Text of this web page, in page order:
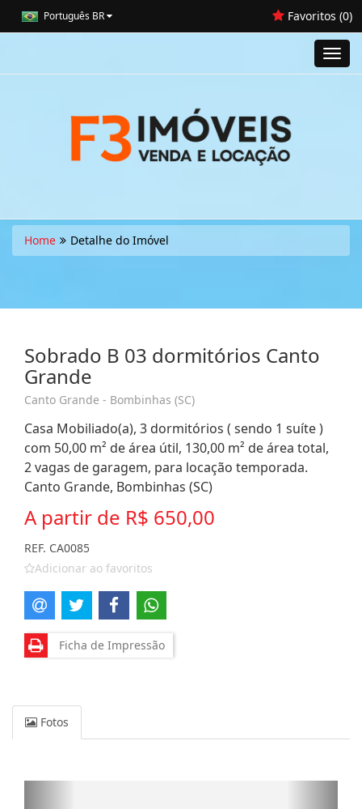
Português BR Favoritos (0)
Home Detalhe do Imóvel
Sobrado B 03 dormitórios Canto
Grande
Canto Grande - Bombinhas (SC)
Casa Mobiliado(a), 3 dormitórios ( sendo 1 suíte )
com 50,00 m² de área útil, 130,00 m² de área total,
2 vagas de garagem, para locação temporada.
Canto Grande, Bombinhas (SC)
A partir de R$ 650,00
REF. CA0085
Adicionar ao favoritos
Ficha de Impressão
Fotos